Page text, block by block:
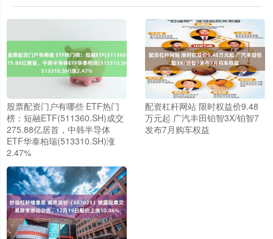
股票配资门户有哪些 ETF热门
榜：短融ETF(511360.SH)成交
275.88亿居首，中韩半导体
ETF华泰柏瑞(513310.SH)涨
2.47%
配资杠杆网站 限时权益价9.48
万元起 广汽丰田铂智3X/铂智7
发布7月购车权益